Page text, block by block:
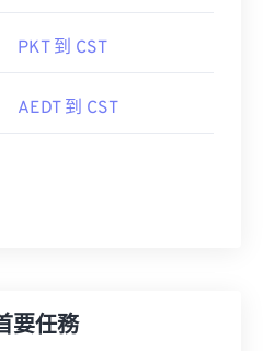
PKT 到 CST
AEDT 到 CST
要任務